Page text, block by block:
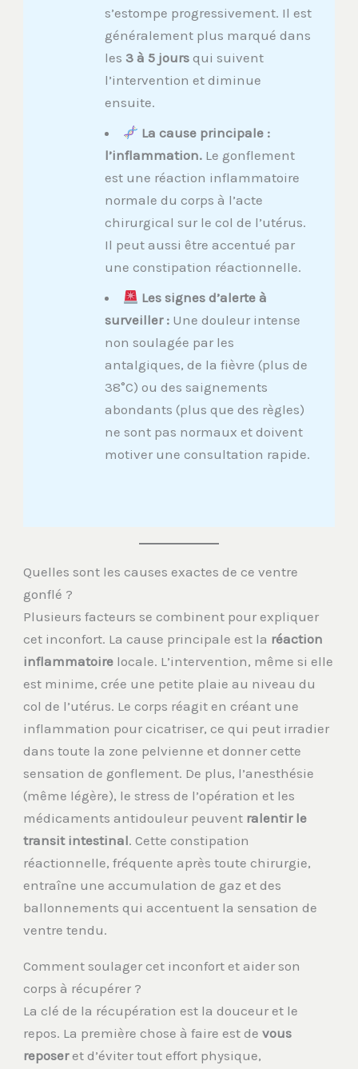
s’estompe progressivement. Il est
généralement plus marqué dans
les 3 à 5 joursqui suivent
l’intervention et diminue
ensuite.
La cause principale :
l’inflammation.Le gonflement
est une réaction inflammatoire
normale du corps à l’acte
chirurgical sur le col de l’utérus.
Il peut aussi être accentué par
une constipation réactionnelle.
Les signes d’alerte à
surveiller :Une douleur intense
non soulagée par les
antalgiques, de la fièvre (plus de
38°C) ou des saignements
abondants (plus que des règles)
ne sont pas normaux et doivent
motiver une consultation rapide.
Quelles sont les causes exactes de ce ventre
gonflé ?
Plusieurs facteurs se combinent pour expliquer
cet inconfort. La cause principale est la réaction
inflammatoire locale. L’intervention, même si elle
est minime, crée une petite plaie au niveau du
col de l’utérus. Le corps réagit en créant une
inflammation pour cicatriser, ce qui peut irradier
dans toute la zone pelvienne et donner cette
sensation de gonflement. De plus, l’anesthésie
(même légère), le stress de l’opération et les
médicaments antidouleur peuvent ralentir le
transit intestinal. Cette constipation
réactionnelle, fréquente après toute chirurgie,
entraîne une accumulation de gaz et des
ballonnements qui accentuent la sensation de
ventre tendu.
Comment soulager cet inconfort et aider son
corps à récupérer ?
La clé de la récupération est la douceur et le
repos. La première chose à faire est devous
reposeret d’éviter tout effort physique,